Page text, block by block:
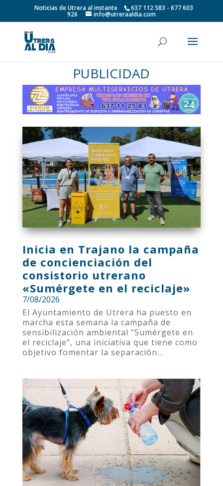
Noticias de Utrera al instante 637 112 583 - 677 603
926 info@utreraaldia.com
PUBLICIDAD
Inicia en Trajano la campaña
de concienciación del
consistorio utrerano
«Sumérgete en el reciclaje»
7/08/2026
El Ayuntamiento de Utrera ha puesto en
marcha esta semana la campaña de
sensibilización ambiental "Sumérgete en
el reciclaje", una iniciativa que tiene como
objetivo fomentar la separación...